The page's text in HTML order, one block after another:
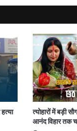
त्योहारों में बड़ी
आनंद विहार तक